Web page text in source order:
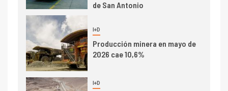
de San Antonio
I+D
Producción minera en mayo de
2026 cae 10,6%
3 I+D